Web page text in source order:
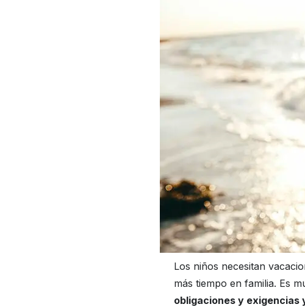
Los niños necesitan
más tiempo en familia. Es
obligaciones y exigencias